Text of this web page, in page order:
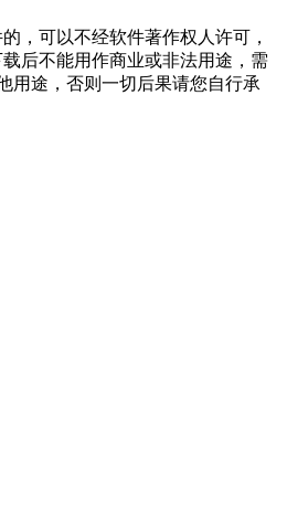
，可以不经软件著作权人许可，
后不能用作商业或非法用途，需
用途，否则一切后果请您自行承